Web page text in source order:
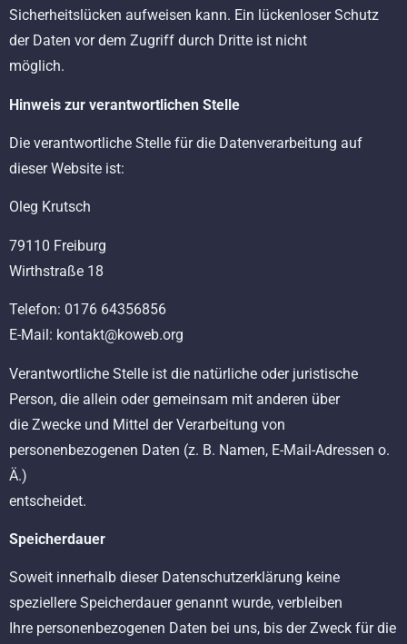
Sicherheitslücken aufweisen kann. Ein lückenloser Schutz
der Daten vor dem Zugriff durch Dritte ist nicht
möglich.
Hinweis zur verantwortlichen Stelle
Die verantwortliche Stelle für die Datenverarbeitung auf
dieser Website ist:
Oleg Krutsch
79110 Freiburg
Wirthstraße 18
Telefon: 0176 64356856
E-Mail: kontakt@koweb.org
Verantwortliche Stelle ist die natürliche oder juristische
Person, die allein oder gemeinsam mit anderen über
die Zwecke und Mittel der Verarbeitung von
personenbezogenen Daten (z. B. Namen, E-Mail-Adressen o.
Ä.)
entscheidet.
Speicherdauer
Soweit innerhalb dieser Datenschutzerklärung keine
speziellere Speicherdauer genannt wurde, verbleiben
Ihre personenbezogenen Daten bei uns, bis der Zweck für die